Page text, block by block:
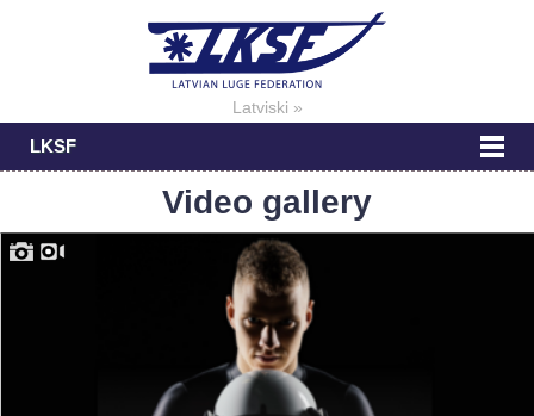
Latviski »
LKSF
Video gallery